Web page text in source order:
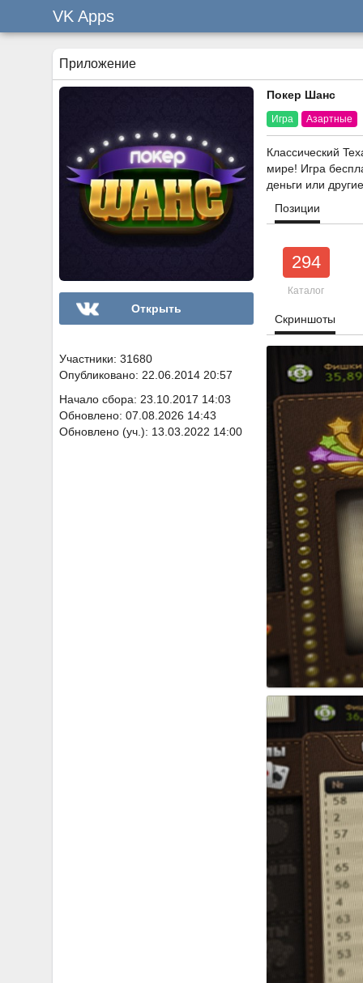
VK Apps
Приложение
Открыть
Участники: 31680
Опубликовано: 22.06.2014 20:57
Начало сбора: 23.10.2017 14:03
Обновлено: 07.08.2026 14:43
Обновлено (уч.): 13.03.2022 14:00
Покер Шанс
Игра Азартные
Классический
мире! Игра
деньги или
Позиции
294
Каталог
Скриншоты